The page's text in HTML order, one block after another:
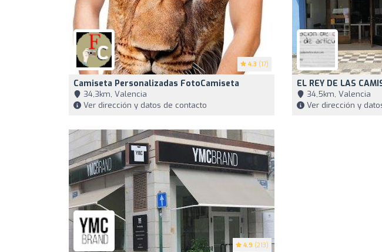
4.3 (17)
Camiseta Personalizadas FotoCamiseta
34,3km, Valencia
Ver dirección y datos de contacto
EL REY DE LAS
34,5km, Valencia
Ver dirección y
4.9 (213)